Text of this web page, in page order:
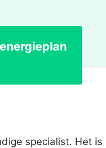
specialist. Het